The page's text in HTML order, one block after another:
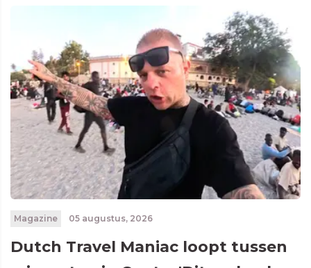
Magazine 05 augustus, 2026
Dutch Travel Maniac loopt tussen